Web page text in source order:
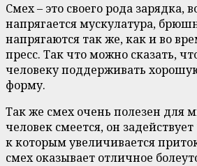
Смех – это своего рода зарядка,
напрягается мускулатура,
напрягаются так же, как и во
пресс. Так что можно сказать,
человеку поддерживать
форму.
Так же смех очень полезен для
человек смеется, он
к которым увеличивается
смех оказывает отличное